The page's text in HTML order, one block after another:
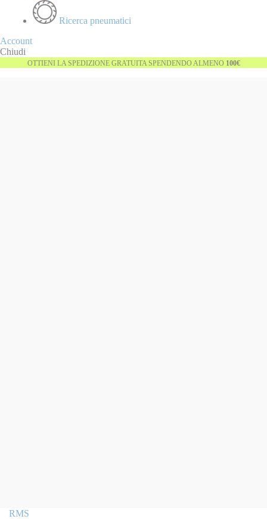
Ricerca pneumatici
Account
Chiudi
OTTIENI LA SPEDIZIONE GRATUITA SPENDENDO ALMENO 100€
Vai
RMS